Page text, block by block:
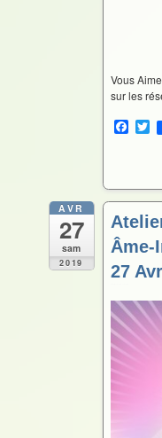
Vous
sur les
F
a
o
k
T
w
e
AVR
27
sam
2019
Âme-
27